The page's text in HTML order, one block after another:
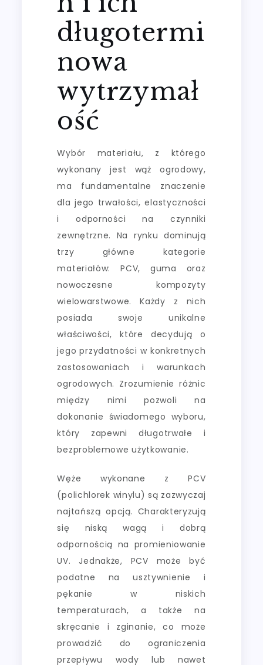
długotermi
nowa
wytrzymał
ość
Wybór materiału, z którego
wykonany jest wąż ogrodowy,
ma fundamentalne znaczenie
dla jego trwałości, elastyczności
i odporności na czynniki
zewnętrzne. Na rynku dominują
trzy główne kategorie
materiałów: PCV, guma oraz
nowoczesne kompozyty
wielowarstwowe. Każdy z nich
posiada swoje unikalne
właściwości, które decydują o
jego przydatności w konkretnych
zastosowaniach i warunkach
ogrodowych. Zrozumienie różnic
między nimi pozwoli na
dokonanie świadomego wyboru,
który zapewni długotrwałe i
bezproblemowe użytkowanie.
Węże wykonane z PCV
(polichlorek winylu) są zazwyczaj
najtańszą opcją. Charakteryzują
się niską wagą i dobrą
odpornością na promieniowanie
UV. Jednakże, PCV może być
podatne na usztywnienie i
pękanie w niskich
temperaturach, a także na
skręcanie i zginanie, co może
prowadzić do ograniczenia
przepływu wody lub nawet